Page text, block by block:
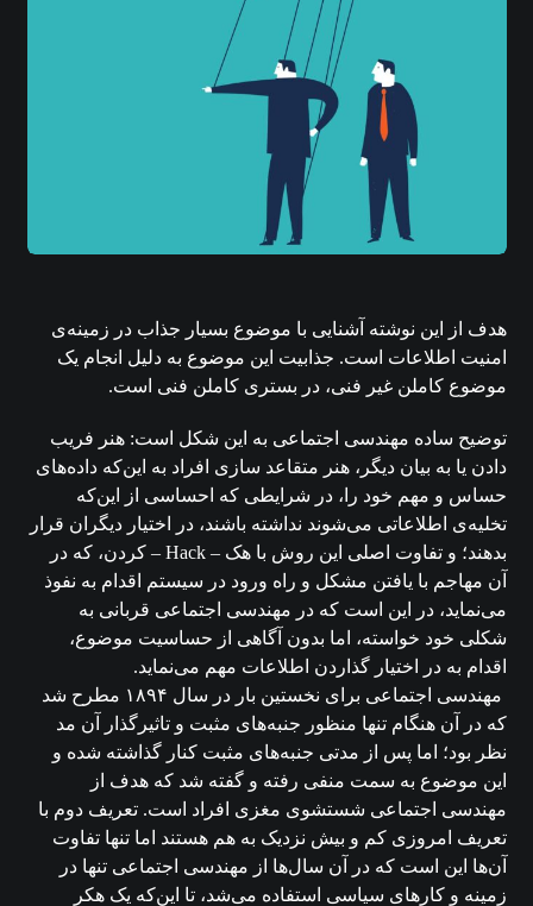
هدف از این نوشته آشنایی با موضوع بسیار جذاب در زمینه‌ی
امنیت اطلاعات است. جذابیت این موضوع به دلیل انجام یک
موضوع کاملن غیر فنی، در بستری کاملن فنی است.
توضیح ساده مهندسی اجتماعی به این شکل است: هنر فریب
دادن یا به بیان دیگر، هنر متقاعد سازی افراد به این‌که داده‌های
حساس و مهم خود را، در شرایطی که احساسی از این‌که
تخلیه‌ی اطلاعاتی می‌شوند نداشته باشند، در اختیار دیگران قرار
بدهند؛ و تفاوت اصلی این روش با هک – Hack – کردن، که در
آن مهاجم با یافتن مشکل و راه ورود در سیستم اقدام به نفوذ
می‌نماید، در این است که در مهندسی اجتماعی قربانی به
شکلی خود خواسته، اما بدون آگاهی از حساسیت موضوع،
اقدام به در اختیار گذاردن اطلاعات مهم می‌نماید.
مهندسی اجتماعی برای نخستین بار در سال ۱۸۹۴ مطرح شد
که در آن هنگام تنها منظور جنبه‌های مثبت و تاثیرگذار آن مد
نظر بود؛ اما پس از مدتی جنبه‌های مثبت کنار گذاشته شده و
این موضوع به سمت منفی رفته و گفته شد که هدف از
مهندسی اجتماعی شستشوی مغزی افراد است. تعریف دوم با
تعریف امروزی کم و بیش نزدیک به هم هستند اما تنها تفاوت
آن‌ها این است که در آن سال‌ها از مهندسی اجتماعی تنها در
زمینه و کارهای سیاسی استفاده می‌شد، تا این‌که یک هکر